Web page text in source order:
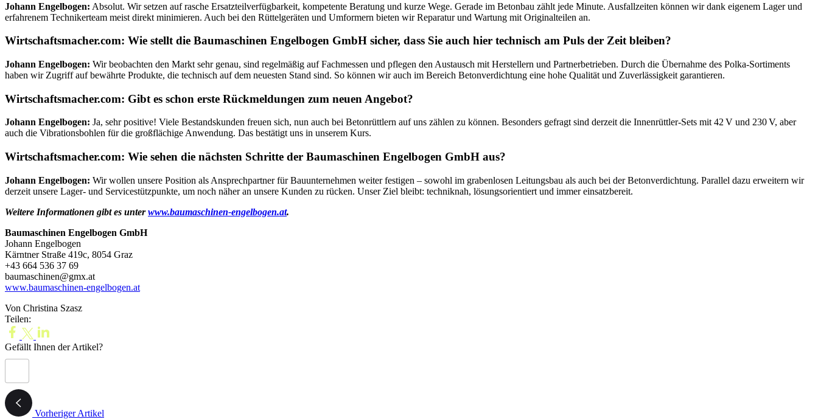
Johann Engelbogen: Absolut. Wir setzen auf rasche Ersatzteilverfügbarkeit, kompetente Beratung und kurze Wege. Gerade im Betonbau zählt jede Minute. Ausfallzeiten können wir dank eigenem Lager und
erfahrenem Technikerteam meist direkt minimieren. Auch bei den Rüttelgeräten und Umformern bieten wir Reparatur und Wartung mit Originalteilen an.
Wirtschaftsmacher.com: Wie stellt die Baumaschinen Engelbogen GmbH sicher, dass Sie auch hier technisch am Puls der Zeit bleiben?
Johann Engelbogen: Wir beobachten den Markt sehr genau, sind regelmäßig auf Fachmessen und pflegen den Austausch mit Herstellern und Partnerbetrieben. Durch die Übernahme des Polka-Sortiments
haben wir Zugriff auf bewährte Produkte, die technisch auf dem neuesten Stand sind. So können wir auch im Bereich Betonverdichtung eine hohe Qualität und Zuverlässigkeit garantieren.
Wirtschaftsmacher.com: Gibt es schon erste Rückmeldungen zum neuen Angebot?
Johann Engelbogen: Ja, sehr positive! Viele Bestandskunden freuen sich, nun auch bei Betonrüttlern auf uns zählen zu können. Besonders gefragt sind derzeit die Innenrüttler-Sets mit 42 V und 230 V, aber
auch die Vibrationsbohlen für die großflächige Anwendung. Das bestätigt uns in unserem Kurs.
Wirtschaftsmacher.com: Wie sehen die nächsten Schritte der Baumaschinen Engelbogen GmbH aus?
Johann Engelbogen: Wir wollen unsere Position als Ansprechpartner für Bauunternehmen weiter festigen – sowohl im grabenlosen Leitungsbau als auch bei der Betonverdichtung. Parallel dazu erweitern wir
derzeit unsere Lager- und Servicestützpunkte, um noch näher an unsere Kunden zu rücken. Unser Ziel bleibt: techniknah, lösungsorientiert und immer einsatzbereit.
Weitere Informationen gibt es unterwww.baumaschinen-engelbogen.at.
Baumaschinen Engelbogen GmbH
Johann Engelbogen
Kärntner Straße 419c, 8054 Graz
+43 664 536 37 69
baumaschinen@gmx.at
www.baumaschinen-engelbogen.at
Von Christina Szasz
Teilen:
Gefällt Ihnen der Artikel?
Vorheriger Artikel